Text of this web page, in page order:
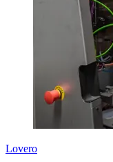
Lovero